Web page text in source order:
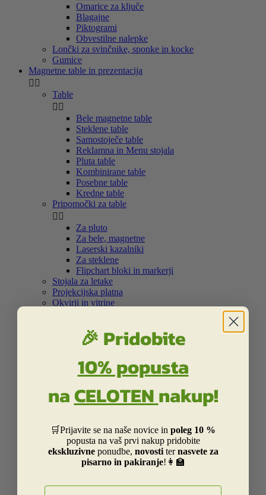
Omarice za ključe
Blagajne
Piktogrami
Obvestilne nalepke
Lončki za svinčnike, sponke in kocke
Gumice
Magnetne table in prezentacija
 
Table
 
Bele magnetne table
Steklene table
Samostoječe table
Reklamna in Menu stojala
Pluta table
Kombinirane table
Posebne table
Kredne table
Pripomočki za table
 
Za pluto
Za bele, magnetne
Laserski kazalniki
Za steklene
Flipchart bloki in markerji
Stojala za letake
Projekcijska platna
Okvirji in vitrine
Nahrbtniki in torbe
Kolekcija Street
Kolekcija Centrum
Kolekcija Barcelona
Kolekcija Liverpool
Kolekcija Dakar
Kolekcija Catalina Estrada
Kolekcija Smiley
Kolekcija Frozen
🎉 Pridobite
10% popusta
naCELOTENnakup!
🛒Prijavite se na naše novice in poleg 10 %
popusta na vaš prvi nakup pridobite
ekskluzivneponudbe, novosti ternasvete za
pisarno in pakiranje!👩‍🏫
E-naslov